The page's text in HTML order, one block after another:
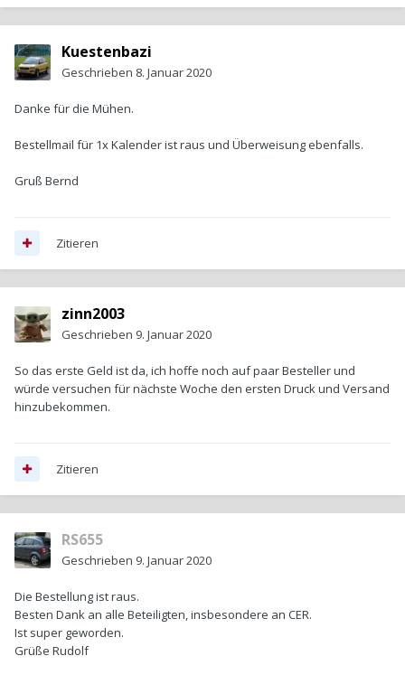
Kuestenbazi
Geschrieben 8. Januar 2020
Danke für die Mühen.
Bestellmail für 1x Kalender ist raus und Überweisung ebenfalls.
Gruß Bernd
Zitieren
zinn2003
Geschrieben 9. Januar 2020
So das erste Geld ist da, ich hoffe noch auf paar Besteller und
würde versuchen für nächste Woche den ersten Druck und Versand
hinzubekommen.
Zitieren
RS655
Geschrieben 9. Januar 2020
Die Bestellung ist raus.
Besten Dank an alle Beteiligten, insbesondere an CER.
Ist super geworden.
Grüße Rudolf